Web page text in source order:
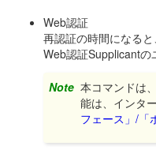
Web認証
再認証の時間になる
Web認証Supplicantの
Note 本コマンドは
能は、インタ
フェース」/「